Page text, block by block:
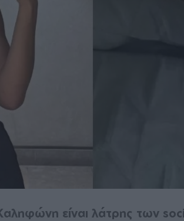
είναι λάτρης των